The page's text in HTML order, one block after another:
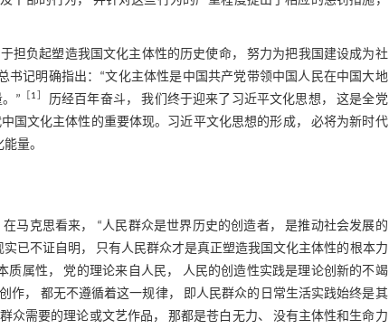
担负起塑造我国文化主体性的历史使命， 努力为把我国建设成为社
书记明确指出：“文化主体性是中国共产党带领中国人民在中国大地
”
1
历经百年奋斗， 我们终于迎来了习近平文化思想， 这是全党
国文化主体性的重要体现。习近平文化思想的形成， 必将为新时代
量。
马克思看来， “人民群众是世界历史的创造者， 是推动社会发展的
已不证自明， 只有人民群众才是真正塑造我国文化主体性的根本力
属性， 党的理论来自人民， 人民的创造性实践是理论创新的不竭
作， 都无不遵循着这一规律， 即人民群众的日常生活实践始终是其
众需要的理论或文艺作品， 那都是苍白无力、 没有主体性和生命力